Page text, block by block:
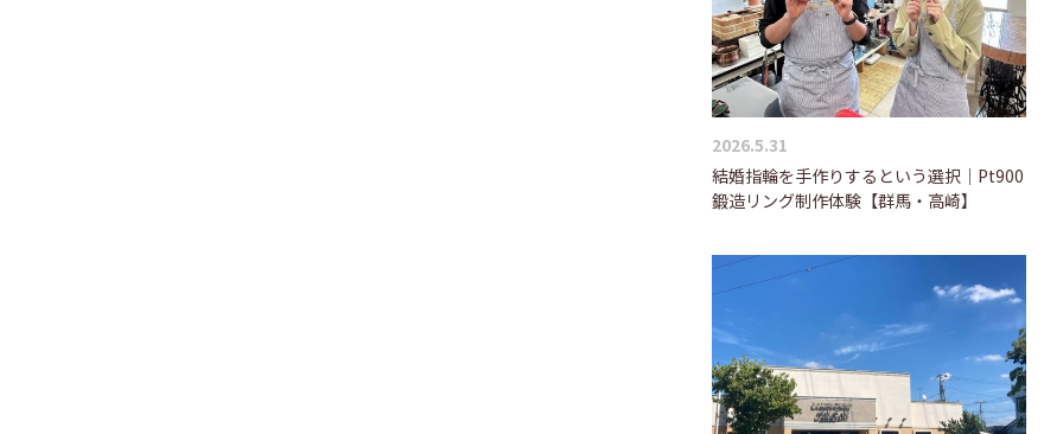
2026.5.31
結婚指輪を手作りするという選択｜Pt900
鍛造リング制作体験【群馬・高崎】